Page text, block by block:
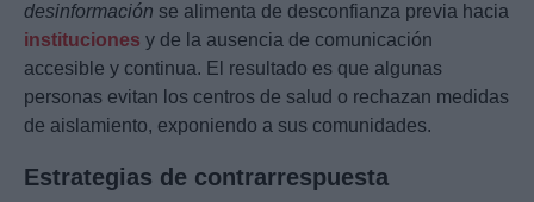
desinformación se alimenta de desconfianza previa hacia
instituciones y de la ausencia de comunicación
accesible y continua. El resultado es que algunas
personas evitan los centros de salud o rechazan medidas
de aislamiento, exponiendo a sus comunidades.
Estrategias de contrarrespuesta